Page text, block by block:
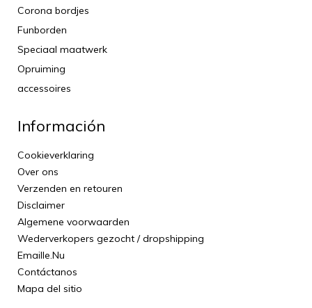
Corona bordjes
Funborden
Speciaal maatwerk
Opruiming
accessoires
Información
Cookieverklaring
Over ons
Verzenden en retouren
Disclaimer
Algemene voorwaarden
Wederverkopers gezocht / dropshipping
Emaille.Nu
Contáctanos
Mapa del sitio